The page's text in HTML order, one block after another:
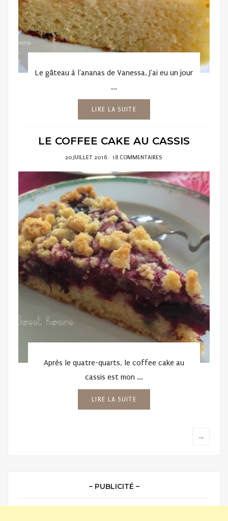
Le gâteau à l'ananas de Vanessa. J'ai eu un jour
...
LIRE LA SUITE
LE COFFEE CAKE AU CASSIS
POSTED
ON
20 JUILLET 2016 18 COMMENTAIRES
Après le quatre-quarts, le coffee cake au
cassis est mon ...
LIRE LA SUITE
→
– PUBLICITÉ –